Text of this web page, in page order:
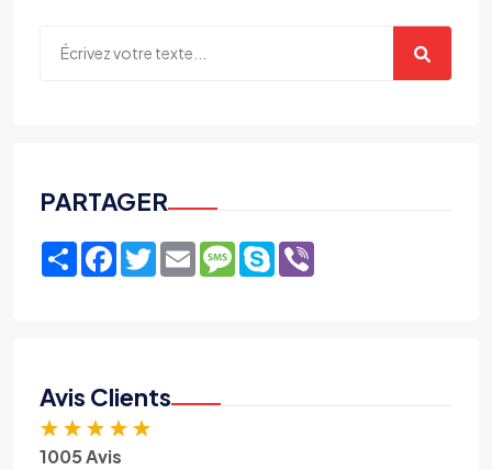
PARTAGER
ShareFacebook
TwitterEmailMessage
Skype
Avis Clients
★ ★ ★ ★ ★
1005 Avis